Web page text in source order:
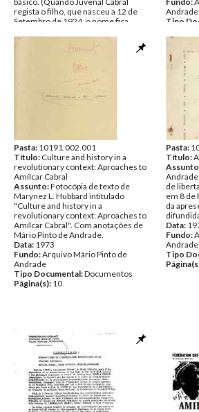
regista o filho, que nasceu a 12 de
Setembro de 1924, o nome fica
cartaginês)
Dezembro de 1941
Documentos
Andrade
Tipo
Pasta: 10191.002.001
Título: Culture and history in a
revolutionary context: Aproaches to
Amílcar Cabral
Assunto:Fotocópia de texto de
Marynez L. Hubbard intitulado
"Culture and history in a
revolutionary context: Aproaches to
Amílcar Cabral". Com anotações de
Mário Pinto de Andrade.
Data: 1973
Fundo:Arquivo Mário Pinto de
Andrade
Tipo Documental:Documentos
Página(s): 10
Pasta:
Título:
Andrade
de
em 8 de
da
Data:
Fundo:
Andrade
Tipo